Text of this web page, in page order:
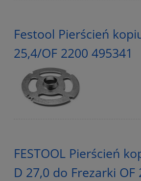
Festool Pierścień
25,4/OF 2200 495341
FESTOOL Pierścień
D 27,0 do Frezarki OF